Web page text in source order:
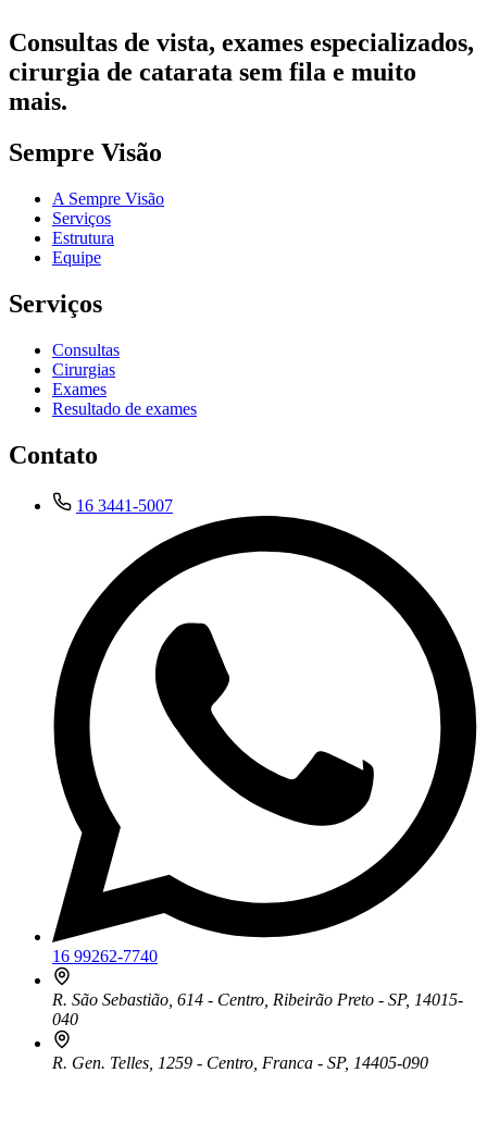
Consultas de vista, exames especializados,
cirurgia de catarata sem fila e muito
mais.
Sempre Visão
A Sempre Visão
Serviços
Estrutura
Equipe
Serviços
Consultas
Cirurgias
Exames
Resultado de exames
Contato
16 3441-5007
16 99262-7740
R. São Sebastião, 614 - Centro, Ribeirão Preto - SP, 14015-
040
R. Gen. Telles, 1259 - Centro, Franca - SP, 14405-090